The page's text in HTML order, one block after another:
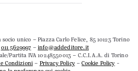
unico – Piazza Carlo Felice, 85 10123 Torino
011 5629997 –info@addeditore.it
Partita IVA 10248550013 – C.C.I.A.A. di Torino
Condizioni – Privacy Policy–Cookie Policy -